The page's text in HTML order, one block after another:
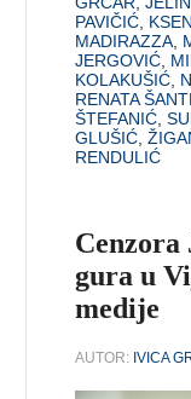
PAVIČIĆ
MADIRAZZA
JERGOVIĆ
KOLAKUŠIĆ
RENATA
ŠTEFANIĆ ,
GLUŠIĆ ,
RENDULIĆ
Cenzora
gura u
medije
AUTOR: IVICA